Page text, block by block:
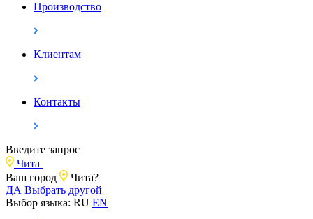
Производство
Клиентам
Контакты
Введите запрос
Чита
Ваш город
Чита?
ДА Выбрать другой
Выбор языка: RU EN